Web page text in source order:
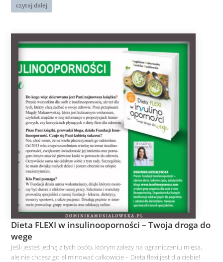
czytaj dalej
Dieta FLEXI w insulinooporności – Twoja droga do
wege
Jeśli jesteś jedną z tych osób, którym zależy na ograniczeniu mięsa,
ale nie chcesz go eliminować całkowicie – Dieta flexi jest dla ciebie!